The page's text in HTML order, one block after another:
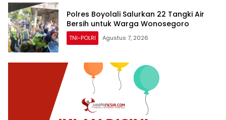
Polres Boyolali Salurkan 22 Tangki Air
Bersih untuk Warga Wonosegoro
TNI-POLRI Agustus 7, 2026